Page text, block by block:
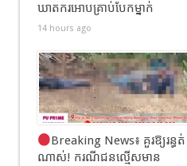
ឃាតករអោបគ្រាប់បែកម្នាក់
14 hours ago
Breaking News៖ គួរឱ្យរន្ធត់
ណាស់! ករណីជនល្មើសមាន